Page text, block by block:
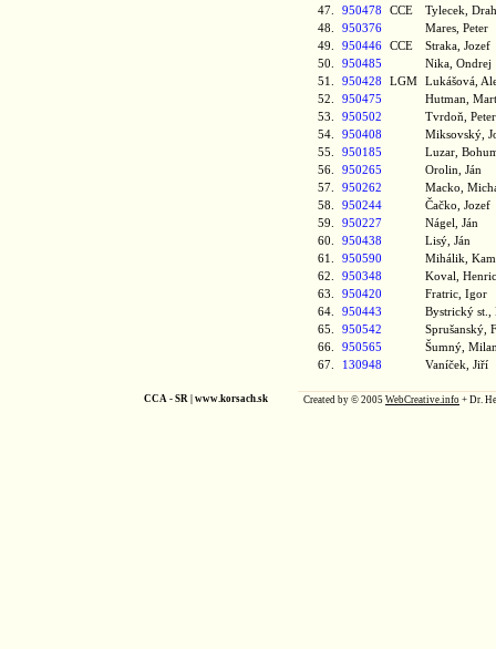
47.
950478 CCE
Tylecek,
48.
950376
Mares, Peter
49.
950446 CCE
Straka, Jozef
50.
950485
Nika,
51.
950428 LGM Lukášová,
52.
950475
Hutman,
53.
950502
Tvrdoň,
54.
950408
Miksovský,
55.
950185
Luzar,
56.
950265
Orolin, Ján
57.
950262
Macko,
58.
950244
Čačko, Jozef
59.
950227
Nágel, Ján
60.
950438
Lisý, Ján
61.
950590
Mihálik,
62.
950348
Koval,
63.
950420
Fratric, Igor
64.
950443
Bystrický
65.
950542
Sprušanský,
66.
950565
Šumný,
67.
130948 Vaníček, Jiří
CCA - SR | www.korsach.sk Created by © 2005 WebCreative.info + Dr.